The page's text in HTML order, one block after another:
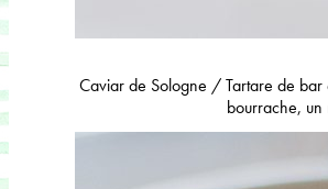
Caviar de Sologne / Tartare de bar
bourrache,